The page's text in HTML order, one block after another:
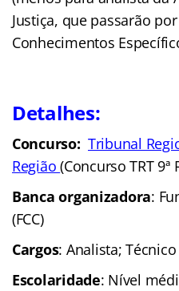
Justiça, que passarão
Conhecimentos
Detalhes:
Concurso:Tribunal
Região(Concurso TRT 9ª
Banca organizadora:
(FCC)
Cargos: Analista; Técnico
Escolaridade: Nível